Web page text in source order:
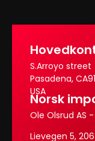
S.Arroyo street
Pasadena,
USA
Norsk
Ole Olsrud AS
Lievegen 5,